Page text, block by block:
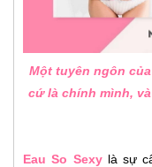
Một tuyên ngôn
cứ là chính mình,
Eau So Sexylà sự